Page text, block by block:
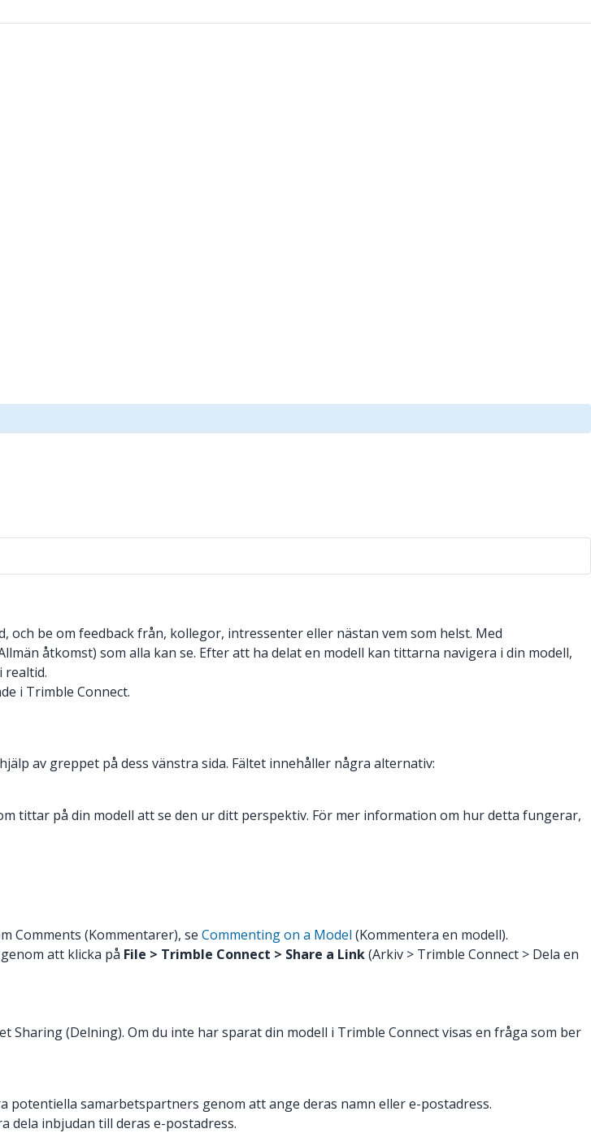
be om feedback från, kollegor, intressenter eller nästan vem som helst. Med
åtkomst) som alla kan se. Efter att ha delat en modell kan tittarna navigera i din modell,
realtid.
i Trimble Connect.
av greppet på dess vänstra sida. Fältet innehåller några alternativ:
tittar på din modell att se den ur ditt perspektiv. För mer information om hur detta fungerar,
Comments (Kommentarer), se Commenting on a Model (Kommentera en modell).
att klicka på File > Trimble Connect > Share a Link(Arkiv > Trimble Connect > Dela en
(Delning). Om du inte har sparat din modell i Trimble Connect visas en fråga som ber
samarbetspartners genom att ange deras namn eller e-postadress.
dela inbjudan till deras e-postadress.